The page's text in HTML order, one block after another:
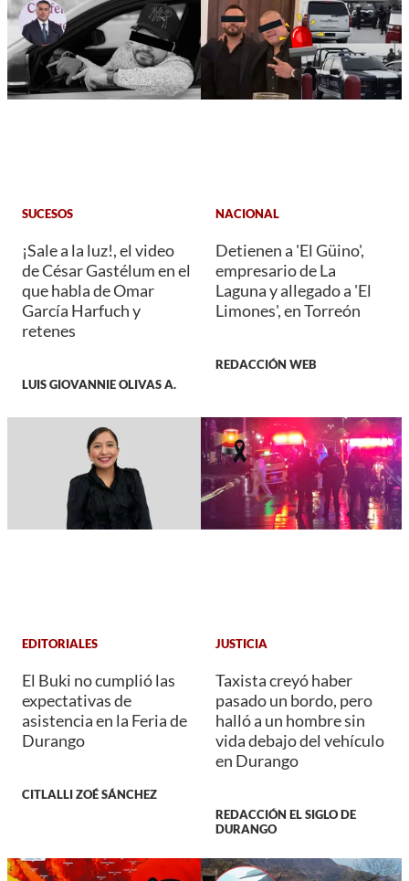
SUCESOS
¡Sale a la luz!, el video
de César Gastélum en el
que habla de Omar
García Harfuch y
retenes
LUIS GIOVANNIE OLIVAS A.
NACIONAL
Detienen a 'El Güino',
empresario de La
Laguna y allegado a 'El
Limones', en Torreón
REDACCIÓN WEB
EDITORIALES
El Buki no cumplió las
expectativas de
asistencia en la Feria de
Durango
CITLALLI ZOÉ SÁNCHEZ
JUSTICIA
Taxista creyó haber
pasado un bordo, pero
halló a un hombre sin
vida debajo del vehículo
en Durango
REDACCIÓN EL SIGLO DE
DURANGO